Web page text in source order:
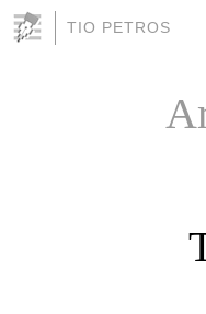
TIO PETROS